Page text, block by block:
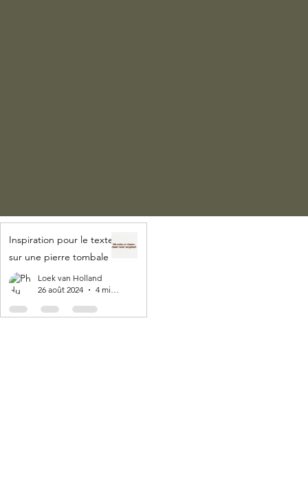
Inspiration pour le texte
sur une pierre tombale
Loek van Holland
26 août 2024
4 min de lecture